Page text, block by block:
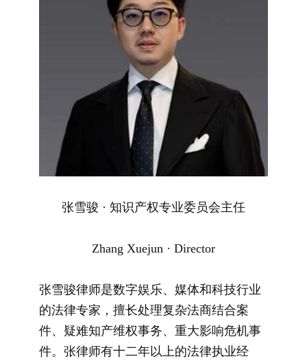
张雪骏 · 知识产权专业委员会主任
Zhang Xuejun · Director
张雪骏律师是数字娱乐、媒体和科技行业
的法律专家，擅长处理复杂法商结合案
件、疑难知产维权事务、重大影响危机事
件。张律师有十二年以上的法律执业经